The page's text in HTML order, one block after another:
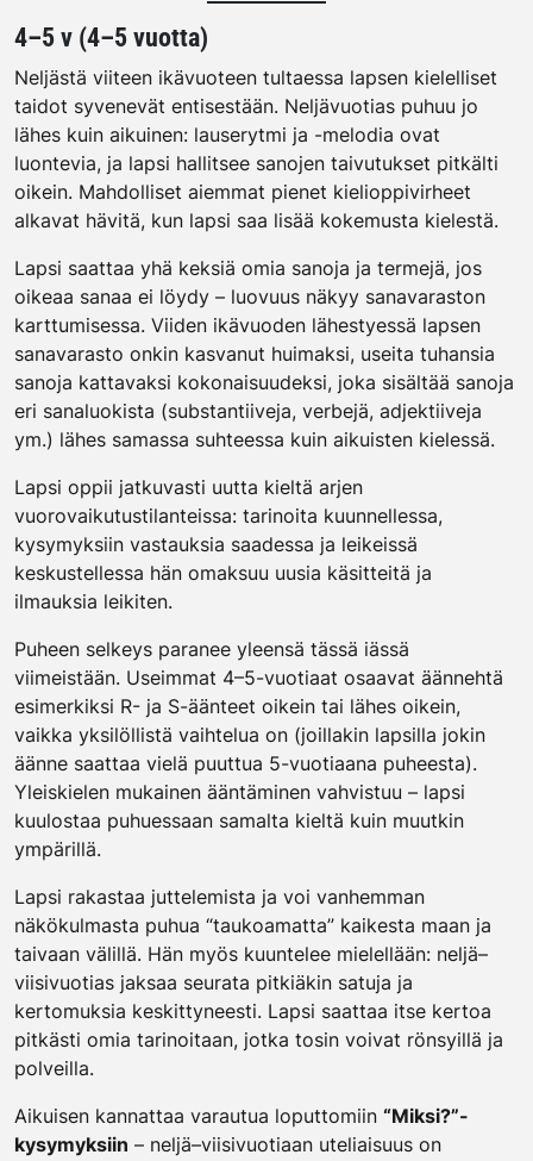
4–5 v (4–5 vuotta)
Neljästä viiteen ikävuoteen tultaessa lapsen kielelliset
taidot syvenevät entisestään. Neljävuotias puhuu jo
lähes kuin aikuinen: lauserytmi ja -melodia ovat
luontevia, ja lapsi hallitsee sanojen taivutukset pitkälti
oikein. Mahdolliset aiemmat pienet kielioppivirheet
alkavat hävitä, kun lapsi saa lisää kokemusta kielestä.
Lapsi saattaa yhä keksiä omia sanoja ja termejä, jos
oikeaa sanaa ei löydy – luovuus näkyy sanavaraston
karttumisessa. Viiden ikävuoden lähestyessä lapsen
sanavarasto onkin kasvanut huimaksi, useita tuhansia
sanoja kattavaksi kokonaisuudeksi, joka sisältää sanoja
eri sanaluokista (substantiiveja, verbejä, adjektiiveja
ym.) lähes samassa suhteessa kuin aikuisten kielessä.
Lapsi oppii jatkuvasti uutta kieltä arjen
vuorovaikutustilanteissa: tarinoita kuunnellessa,
kysymyksiin vastauksia saadessa ja leikeissä
keskustellessa hän omaksuu uusia käsitteitä ja
ilmauksia leikiten.
Puheen selkeys paranee yleensä tässä iässä
viimeistään. Useimmat 4–5-vuotiaat osaavat äännehtä
esimerkiksi R- ja S-äänteet oikein tai lähes oikein,
vaikka yksilöllistä vaihtelua on (joillakin lapsilla jokin
äänne saattaa vielä puuttua 5-vuotiaana puheesta).
Yleiskielen mukainen ääntäminen vahvistuu – lapsi
kuulostaa puhuessaan samalta kieltä kuin muutkin
ympärillä.
Lapsi rakastaa juttelemista ja voi vanhemman
näkökulmasta puhua “taukoamatta” kaikesta maan ja
taivaan välillä. Hän myös kuuntelee mielellään: neljä–
viisivuotias jaksaa seurata pitkiäkin satuja ja
kertomuksia keskittyneesti. Lapsi saattaa itse kertoa
pitkästi omia tarinoitaan, jotka tosin voivat rönsyillä ja
polveilla.
Aikuisen kannattaa varautua loputtomiin “Miksi?”-
kysymyksiin – neljä–viisivuotiaan uteliaisuus on